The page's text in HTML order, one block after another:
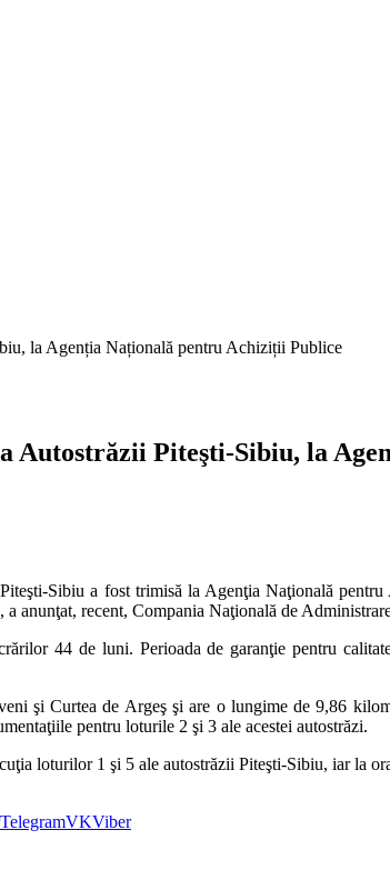
la Agenția Națională pentru Achiziții Publice
Autostrăzii Piteşti-Sibiu, la
Sibiu a fost trimisă la Agenţia Naţională
anunţat, recent, Compania Naţională de
44 de luni. Perioada de garanţie pentru
şi Curtea de Argeş şi are o lungime de 9,86
pentru loturile 2 şi 3 ale acestei autostrăzi.
loturilor 1 şi 5 ale autostrăzii Piteşti-Sibiu, iar la
TelegramVKViber